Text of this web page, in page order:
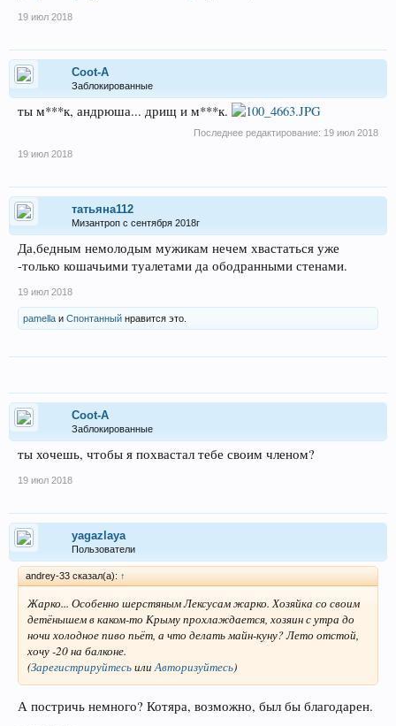
19 июл 2018
Coot-A
Заблокированные
ты м***к, андрюша... дрищ и м***к.
Последнее редактирование: 19 июл 2018
19 июл 2018
татьяна112
Мизантроп с сентября 2018г
Да,бедным немолодым мужикам нечем хвастаться уже
-только кошачьими туалетами да ободранными стенами.
19 июл 2018
pamella и Спонтанный нравится это.
Coot-A
Заблокированные
ты хочешь, чтобы я похвастал тебе своим членом?
19 июл 2018
yagazlaya
Пользователи
andrey-33 сказал(а): ↑
Жарко... Особенно шерстяным Лексусам жарко. Хозяйка со своим
детёнышем в каком-то Крыму прохлаждается, хозяин с утра до
ночи холодное пиво пьёт, а что делать майн-куну? Лето отстой,
хочу -20 на балконе.
(Зарегистрируйтесьили Авторизуйтесь)
А постричь немного? Котяра, возможно, был бы благодарен.